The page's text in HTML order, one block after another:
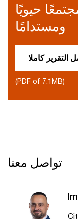
حيويًا
ومستدامًا
التقرير كاملا
(PDF of 7.1MB)
تواصل معنا